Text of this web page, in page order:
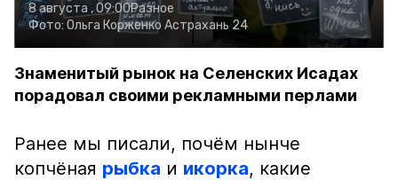
8 августа , 09:00Разное
Фото: Ольга Корженко Астрахань 24
Знаменитый рынок на Селенских Исадах
порадовал своими рекламными перлами
Ранее мы писали, почём нынче
копчёная рыбка и икорка, какие